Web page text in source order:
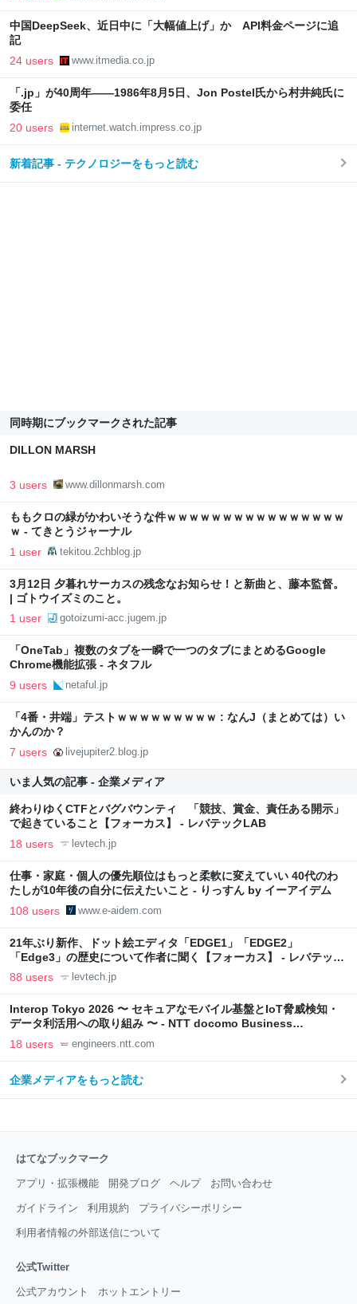
中国DeepSeek、近日中に「大幅値上げ」か API料金ページに追
記
24 users www.itmedia.co.jp
「.jp」が40周年――1986年8月5日、Jon Postel氏から村井純氏に
委任
20 users internet.watch.impress.co.jp
新着記事 - テクノロジーをもっと読む
同時期にブックマークされた記事
DILLON MARSH
3 users www.dillonmarsh.com
ももクロの緑がかわいそうな件ｗｗｗｗｗｗｗｗｗｗｗｗｗｗｗｗ
ｗ - てきとうジャーナル
1 user tekitou.2chblog.jp
3月12日 夕暮れサーカスの残念なお知らせ！と新曲と、藤本監督。
| ゴトウイズミのこと。
1 user gotoizumi-acc.jugem.jp
「OneTab」複数のタブを一瞬で一つのタブにまとめるGoogle
Chrome機能拡張 - ネタフル
9 users netaful.jp
「4番・井端」テストｗｗｗｗｗｗｗｗｗ : なんJ（まとめては）い
かんのか？
7 users livejupiter2.blog.jp
いま人気の記事 - 企業メディア
終わりゆくCTFとバグバウンティ 「競技、賞金、責任ある開示」
で起きていること【フォーカス】 - レバテックLAB
18 users levtech.jp
仕事・家庭・個人の優先順位はもっと柔軟に変えていい 40代のわ
たしが10年後の自分に伝えたいこと - りっすん by イーアイデム
108 users www.e-aidem.com
21年ぶり新作、ドット絵エディタ「EDGE1」「EDGE2」
「Edge3」の歴史について作者に聞く【フォーカス】 - レバテック
LAB
88 users levtech.jp
Interop Tokyo 2026 〜 セキュアなモバイル基盤とIoT脅威検知・
データ利活用への取り組み 〜 - NTT docomo Business
Engineers' Blog
18 users engineers.ntt.com
企業メディアをもっと読む
はてなブックマーク
アプリ・拡張機能 開発ブログ ヘルプ お問い合わせ
ガイドライン 利用規約 プライバシーポリシー
利用者情報の外部送信について
公式Twitter
公式アカウント ホットエントリー